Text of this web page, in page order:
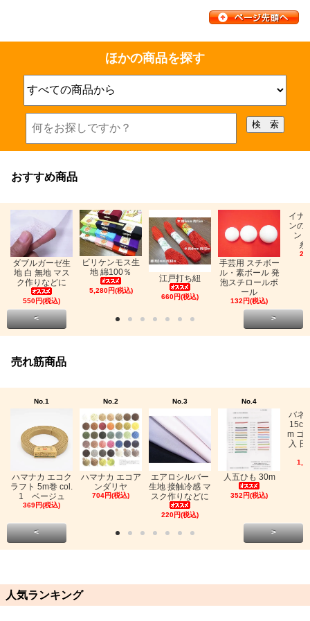
ほかの商品を探す
おすすめ商品
ダブルガーゼ生
地 白 無地 マス
ク作りなどに
550円(税込)
ビリケンモス生
地 綿100％
5,280円(税込)
江戸打ち紐
660円(税込)
手芸用 スチボー
ル・素ボール 発
泡スチロールボ
ール
132円(税込)
イナ
ンの
ン
糸
< >
売れ筋商品
No.1
ハマナカ エコク
ラフト 5m巻 col.
1 ベージュ
369円(税込)
No.2
ハマナカ エコア
ンダリヤ
704円(税込)
No.3
エアロシルバー
生地 接触冷感 マ
スク作りなどに
220円(税込)
No.4
人五ひも 30m
352円(税込)
バネ
m ゴ
入
< >
人気ランキング